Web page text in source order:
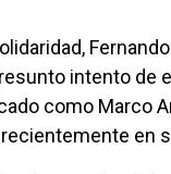
intento de
como Marco
en